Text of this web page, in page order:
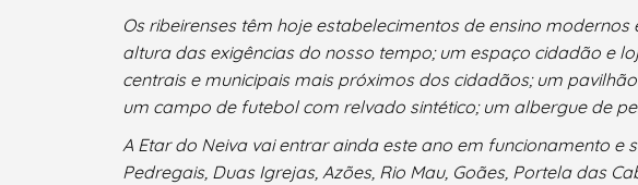
Os ribeirenses têm hoje estabelecimentos de ensino
altura das exigências do nosso tempo; um espaço cidadão e
centrais e municipais mais próximos dos cidadãos; um
um campo de futebol com relvado sintético; um albergue de
A Etar do Neiva vai entrar ainda este ano em funcionamento e
Pedregais, Duas Igrejas, Azões, Rio Mau, Goães, Portela das